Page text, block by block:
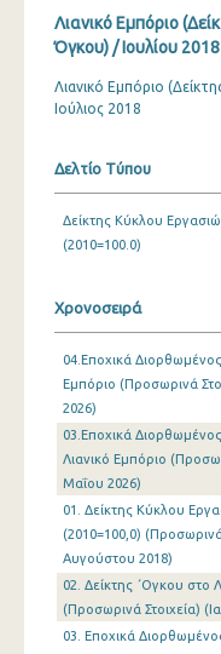
Απριλίου 2024
Φεβρουαρίου
Δεκεμβρίου
Νοεμβρίου 2023
Αυγούστου 2023
Ιουνίου 2023
Μαΐου 2023
Απριλίου 2023
Μαρτίου 2023
Φεβρουαρίου
Λιανικό Εμπόριο
Όγκου) / Ιουλίου 2018
Λιανικό Εμπόριο
Ιούλιος 2018
Δελτίο Τύπου
Δείκτης Κύκλου
(2010=100.0)
Χρονοσειρά
04.Εποχικά
Εμπόριο (Προσωρινά
2026)
03.Εποχικά
Λιανικό Εμπόριο
Μαΐου 2026)
01. Δείκτης Κύκλου
(2010=100,0)
Αυγούστου 2018)
02. Δείκτης ΄Ογκου στο
(Προσωρινά Στοιχεία)
03. Εποχικά